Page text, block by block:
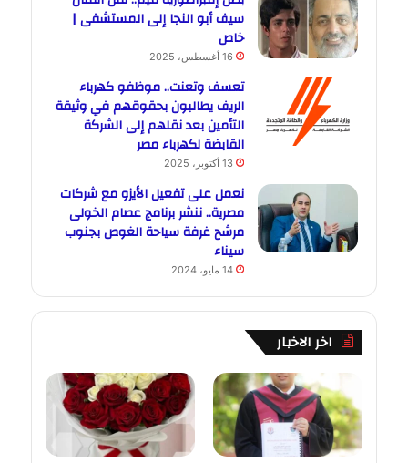
سيف أبو النجا إلى المستشفى |
خاص
16 أغسطس، 2025
تعسف وتعنت.. موظفو كهرباء
الريف يطالبون بحقوقهم في وثيقة
التأمين بعد نقلهم إلى الشركة
القابضة لكهرباء مصر
13 أكتوبر، 2025
نعمل على تفعيل الأيزو مع شركات
مصرية.. ننشر برنامج عصام الخولى
مرشح غرفة سياحة الغوص بجنوب
سيناء
14 مايو، 2024
اخر الاخبار